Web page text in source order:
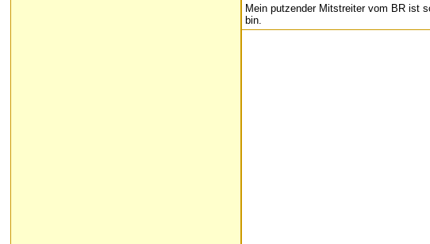
Mein putzender Mitstreiter vom BR ist
bin.